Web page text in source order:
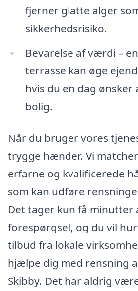
fjerner glatte alger
sikkerhedsrisiko.
Bevarelse af værdi –
terrasse kan øge
hvis du en dag ønsker
bolig.
Når du bruger vores
trygge hænder. Vi
erfarne og kvalificerede
som kan udføre
Det tager kun få minutter
forespørgsel, og du vil
tilbud fra lokale
hjælpe dig med rensning
Skibby. Det har aldrig